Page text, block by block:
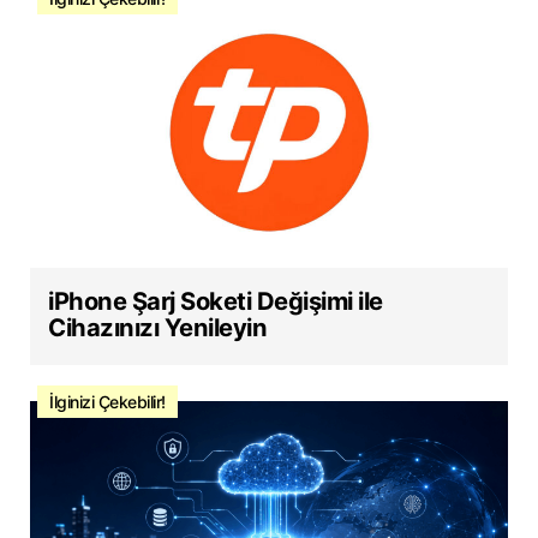
iPhone Şarj Soketi Değişimi ile
Cihazınızı Yenileyin
İlginizi Çekebilir!